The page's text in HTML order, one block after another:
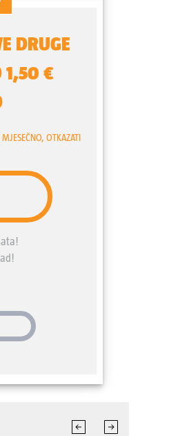
koji vodi u propast